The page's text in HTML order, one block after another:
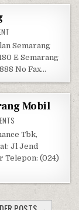
Semarang
E Semarang
No Fax…
Mobil
ON ADIRA FINANCE
Tbk,
Jl Jend
Telepon: (024)